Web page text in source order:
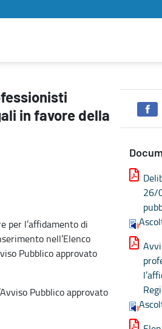
di servizi legali in favore della
in favore della
per l’affidamento di
nell’Elenco
Pubblico approvato
Pubblico approvato
26/